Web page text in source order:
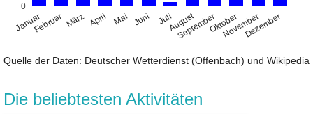
JanuarFebruar März April Mai Juni JuliAugust
SeptemberOktober
NovemberDezember
0
Quelle der Daten: Deutscher Wetterdienst (Offenbach) und Wikipedia
Die beliebtesten Aktivitäten